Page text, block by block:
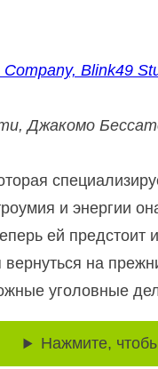
Blink49
Джакомо
и энергии
ей
на
уголовные
Нажмите,